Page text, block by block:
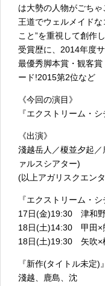
は大勢の人物がごち
王道でウェルメイド
こと”を重視して創作し
受賞歴に、2014年度
最優秀脚本賞・観客
ード!2015第2位など
《今回の演目》
『エクストリーム・
《出演》
淺越岳人／榎並夕起
ァルスシアター)
(以上アガリスクエン
『エクストリーム・
17日(金)19:30 津和
18日(土)14:30 甲田×
18日(土)19:30 矢吹×
『新作(タイトル未定)』
淺越、鹿島、沈